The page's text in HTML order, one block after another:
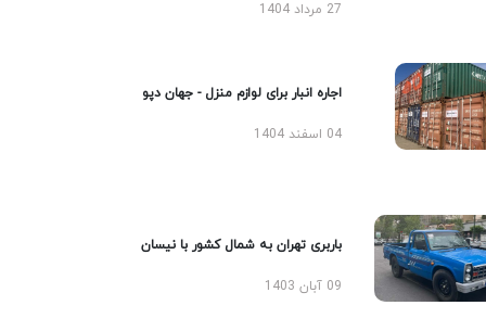
27 مرداد 1404
اجاره انبار برای لوازم منزل - جهان دپو
04 اسفند 1404
باربری تهران به شمال کشور با نیسان
09 آبان 1403